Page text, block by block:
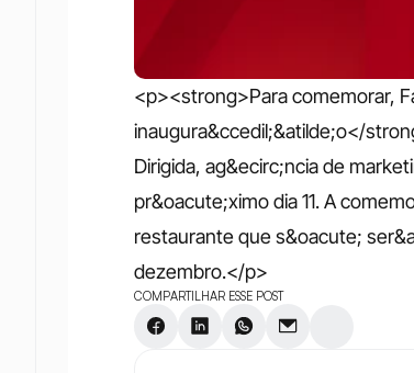
<p><strong>Para comemorar,
inaugura&ccedil;&atilde;o</
Dirigida, ag&ecirc;ncia de
pr&oacute;ximo dia 11. A
restaurante que s&oacute;
dezembro.</p>
COMPARTILHAR ESSE POST